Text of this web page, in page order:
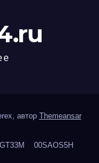
автор Themeansar
00SAOS5H